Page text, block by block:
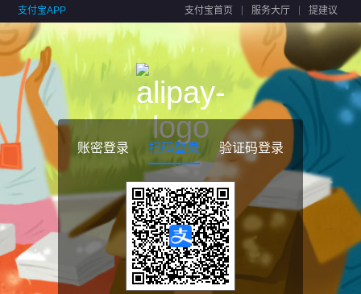
支付宝APP 支付宝首页 服务大厅 提建议
账密登录 扫码登录 验证码登录